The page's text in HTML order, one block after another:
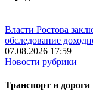
Власти Ростова
обследование
07.08.2026 17:59
Новости рубрики
Транспорт и дороги